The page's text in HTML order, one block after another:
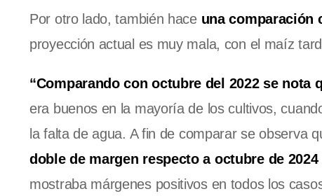
Por otro lado, también hace una comparación
proyección actual es muy mala, con el maíz
“Comparando con octubre del 2022 se nota
era buenos en la mayoría de los cultivos,
la falta de agua. A fin de comparar se observa
doble de margen respecto a octubre de
mostraba márgenes positivos en todos los